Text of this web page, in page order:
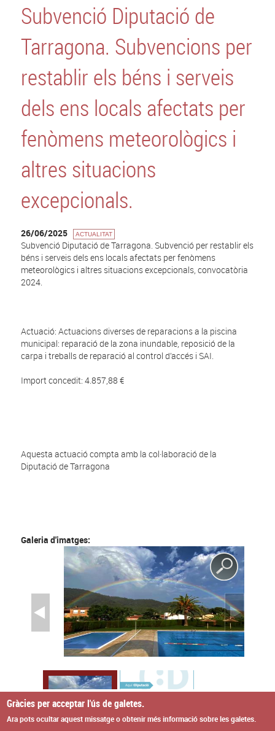
Subvenció Diputació de
Tarragona. Subvencions per
restablir els béns i serveis
dels ens locals afectats per
fenòmens meteorològics i
altres situacions
excepcionals.
26/06/2025 ACTUALITAT
Subvenció Diputació de Tarragona. Subvenció per restablir els
béns i serveis dels ens locals afectats per fenòmens
meteorològics i altres situacions excepcionals, convocatòria
2024.
Actuació: Actuacions diverses de reparacions a la piscina
municipal: reparació de la zona inundable, reposició de la
carpa i treballs de reparació al control d’accés i SAI.
Import concedit: 4.857,88 €
Aquesta actuació compta amb la col·laboració de la
Diputació de Tarragona
Galeria d'imatges:
Gràcies per acceptar l'ús de galetes.
Ara pots ocultar aquest missatge o obtenir més informació sobre les galetes.